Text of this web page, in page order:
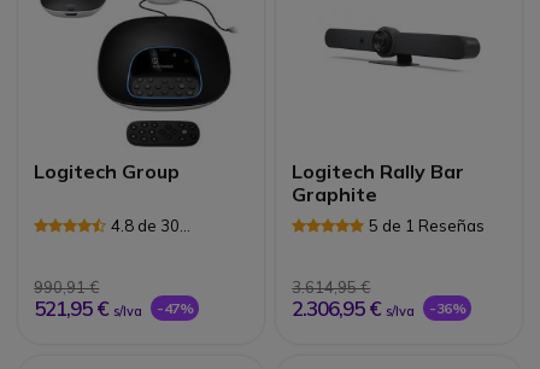
Logitech Group
4.8 de 30
990,91 €
521,95 € s/Iva -47%
Logitech Rally Bar
Graphite
5 de 1 Reseñas
3.614,95 €
2.306,95 € s/Iva -36%